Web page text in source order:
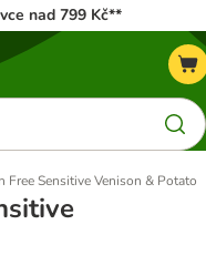
nad 799 Kč**
Free Sensitive Venison & Potato